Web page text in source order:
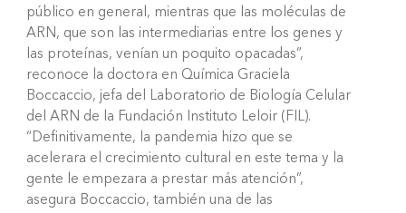
público en general, mientras que las moléculas de
ARN, que son las intermediarias entre los genes y
las proteínas, venían un poquito opacadas”,
reconoce la doctora en Química Graciela
Boccaccio, jefa del Laboratorio de Biología Celular
del ARN de la Fundación Instituto Leloir (FIL).
“Definitivamente, la pandemia hizo que se
acelerara el crecimiento cultural en este tema y la
gente le empezara a prestar más atención”,
asegura Boccaccio, también una de las